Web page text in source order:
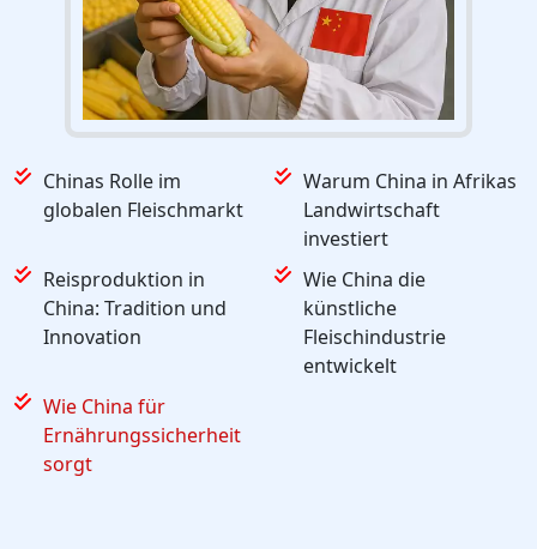
Chinas Rolle im
globalen Fleischmarkt
Warum China in Afrikas
Landwirtschaft
investiert
Reisproduktion in
China: Tradition und
Innovation
Wie China die
künstliche
Fleischindustrie
entwickelt
Wie China für
Ernährungssicherheit
sorgt